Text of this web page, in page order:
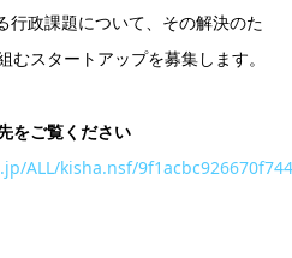
行政課題について、その解決のた
スタートアップを募集します。
をご覧ください
ALL/kisha.nsf/